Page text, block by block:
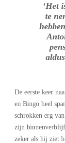
‘Het
te
De eerste keer
en Bingo heel
schrokken erg
zijn binnenverblijf
zeker als hij ziet